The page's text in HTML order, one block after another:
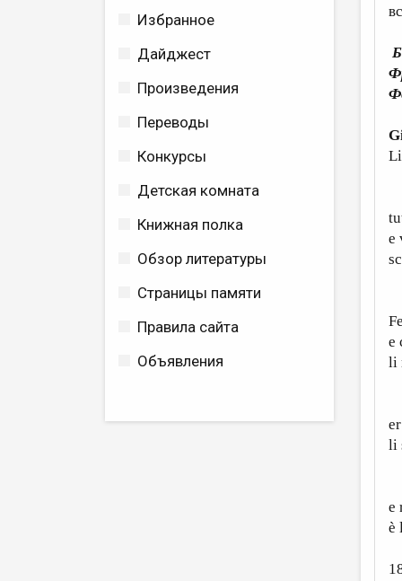
Избранное
Дайджест
Произведения
Переводы
Конкурсы
Детская комната
Книжная полка
Обзор литературы
Страницы памяти
Правила сайта
Объявления
e
e
li
li
e
è